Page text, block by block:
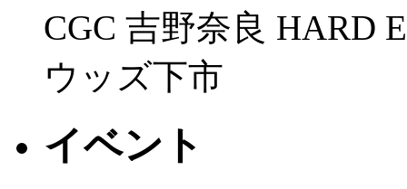
CGC 吉野奈良 HARD
ウッズ下市
イベント